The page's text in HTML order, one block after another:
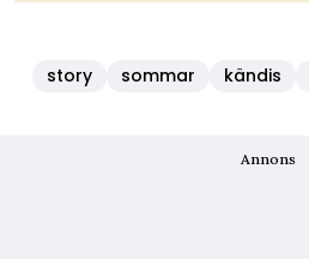
story sommar kändis
Annons